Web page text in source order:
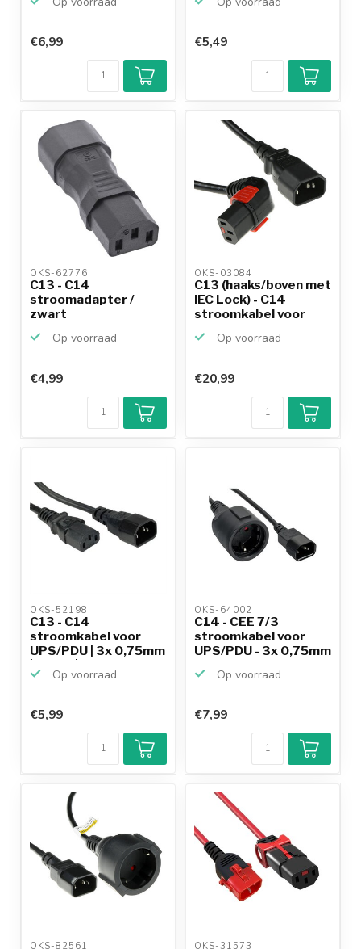
€6,99 €5,49
OKS-62776
C13 - C14
stroomadapter /
zwart
Op voorraad
€4,99
OKS-03084
C13 (haaks/boven met
IEC Lock) - C14
stroomkabel voor
Op voorraad
Klantenbeoordeling
9,2/10
Achteraf
betalen mogelijk
€20,99
OKS-52198
C13 - C14
stroomkabel voor
UPS/PDU | 3x 0,75mm
| zwart | ...
Op voorraad
€5,99
OKS-64002
C14 - CEE 7/3
stroomkabel voor
UPS/PDU - 3x 0,75mm
Op voorraad
€7,99
OKS-82561 OKS-31573